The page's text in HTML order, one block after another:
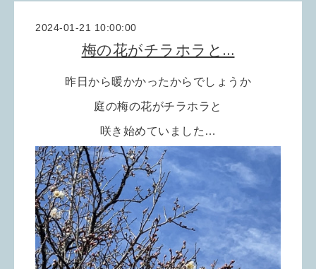
2024-01-21 10:00:00
梅の花がチラホラと…
昨日から暖かかったからでしょうか
庭の梅の花がチラホラと
咲き始めていました…